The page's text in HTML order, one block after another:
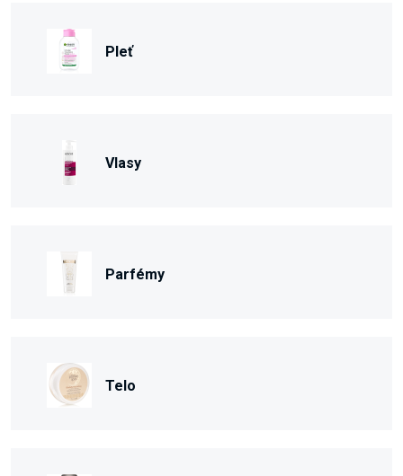
Pleť
Vlasy
Parfémy
Telo